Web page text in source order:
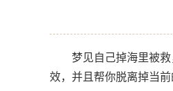
梦见自己掉海里被
效，并且帮你脱离掉当